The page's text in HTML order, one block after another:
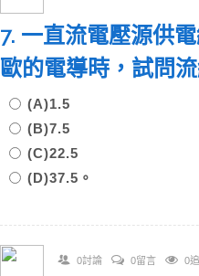
7. 一直流電壓源供
歐的電導時，試問
(A)1.5
(B)7.5
(C)22.5
(D)37.5。
0討論 0留言 0